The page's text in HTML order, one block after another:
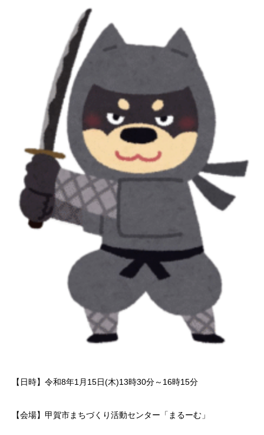
【日時】令和8年1月15日(木)13時30分～16時15分
【会場】甲賀市まちづくり活動センター「まるーむ」